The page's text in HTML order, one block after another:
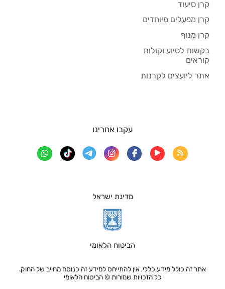
קרן סיעוד
קרן מפעלים מיוחדים
קרן מנוף
בקשות לסיוע וקולות
קוראים
אתר ליועצים לקרנות
מדינת ישראל
הביטוח הלאומי
אתר זה כולל מידע כללי, אין להתייחס למידע זה כנוסח מחייב של החוק.
כל הזכויות שמורות © הביטוח הלאומי
עקבו אחרינו